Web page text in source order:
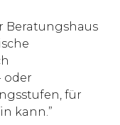
Beratungshaus
oder
für
kann.”